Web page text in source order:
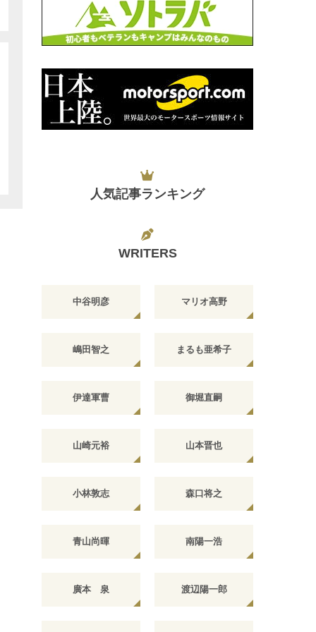
人気記事ランキング
WRITERS
中谷明彦 マリオ高野
嶋田智之 まるも亜希子
伊達軍曹 御堀直嗣
山崎元裕 山本晋也
小林敦志 森口将之
青山尚暉 南陽一浩
廣本 泉 渡辺陽一郎